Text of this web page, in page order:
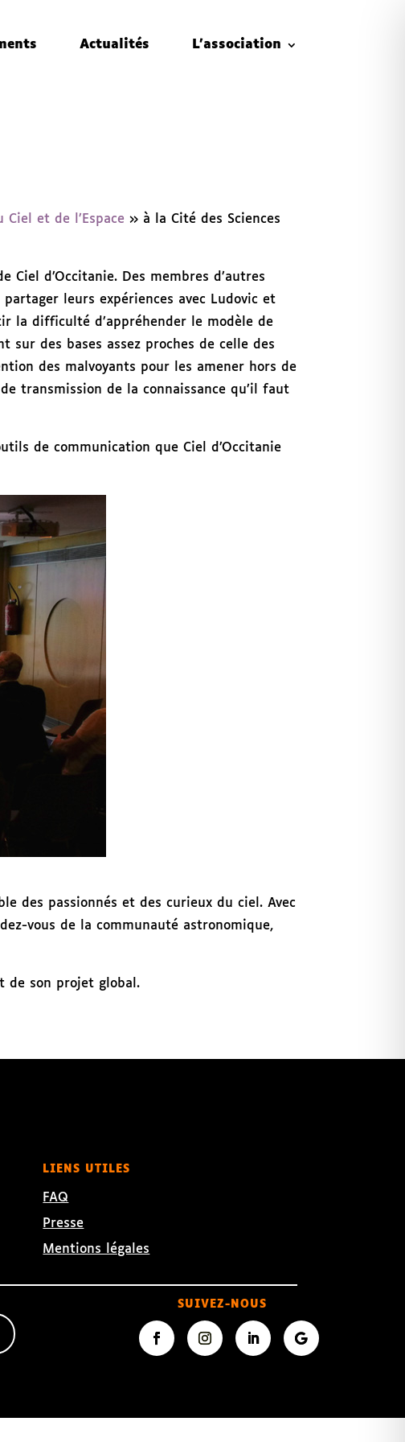
Actualités L’association
Ciel et de l’Espace » à la Cité des Sciences
d’Occitanie. Des membres d’autres
leurs expériences avec Ludovic et
la difficulté d’appréhender le modèle de
des bases assez proches de celle des
des malvoyants pour les amener hors de
transmission de la connaissance qu’il faut
de communication que Ciel d’Occitanie
des passionnés et des curieux du ciel. Avec
vous de la communauté astronomique,
de son projet global.
LIENS UTILES
FAQ
Presse
Mentions légales
SUIVEZ-NOUS